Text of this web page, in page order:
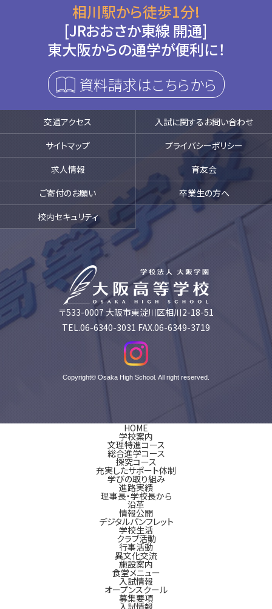
相川駅から徒歩1分!
[JRおおさか東線 開通]
東大阪からの通学が便利に！
資料請求はこちらから
交通アクセス
入試に関するお問い合わせ
サイトマップ
プライバシーポリシー
求人情報
育友会
ご寄付のお願い
卒業生の方へ
校内セキュリティ
〒533-0007 大阪市東淀川区相川2-18-51
TEL.06-6340-3031 FAX.06-6349-3719
Copyright© Osaka High School. All right reserved.
HOME
学校案内
文理特進コース
総合進学コース
探究コース
充実したサポート体制
学びの取り組み
進路実績
理事長・学校長から
沿革
情報公開
デジタルパンフレット
学校生活
クラブ活動
行事活動
異文化交流
施設案内
食堂メニュー
入試情報
オープンスクール
募集要項